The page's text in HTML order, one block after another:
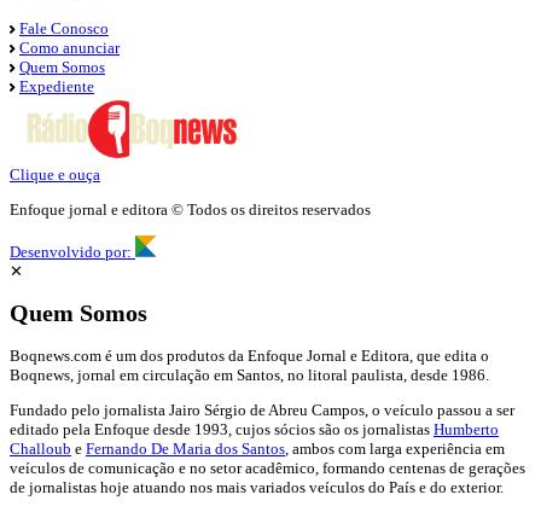
Fale Conosco
Como anunciar
Quem Somos
Expediente
Clique e ouça
Enfoque jornal e editora © Todos os direitos reservados
Desenvolvido por:
✕
Quem Somos
Boqnews.com é um dos produtos da Enfoque Jornal e Editora, que edita o
Boqnews, jornal em circulação em Santos, no litoral paulista, desde 1986.
Fundado pelo jornalista Jairo Sérgio de Abreu Campos, o veículo passou a ser
editado pela Enfoque desde 1993, cujos sócios são os jornalistas Humberto
Challoub e Fernando De Maria dos Santos, ambos com larga experiência em
veículos de comunicação e no setor acadêmico, formando centenas de gerações
de jornalistas hoje atuando nos mais variados veículos do País e do exterior.